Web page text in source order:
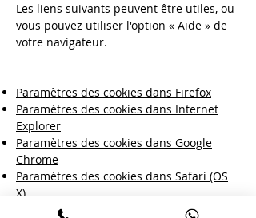
Les liens suivants peuvent être utiles, ou
vous pouvez utiliser l'option « Aide » de
votre navigateur.
Paramètres des cookies dans Firefox
Paramètres des cookies dans Internet
Explorer
Paramètres des cookies dans Google
Chrome
Paramètres des cookies dans Safari (OS
X)
Paramètres des cookies dans Safari (iOS)